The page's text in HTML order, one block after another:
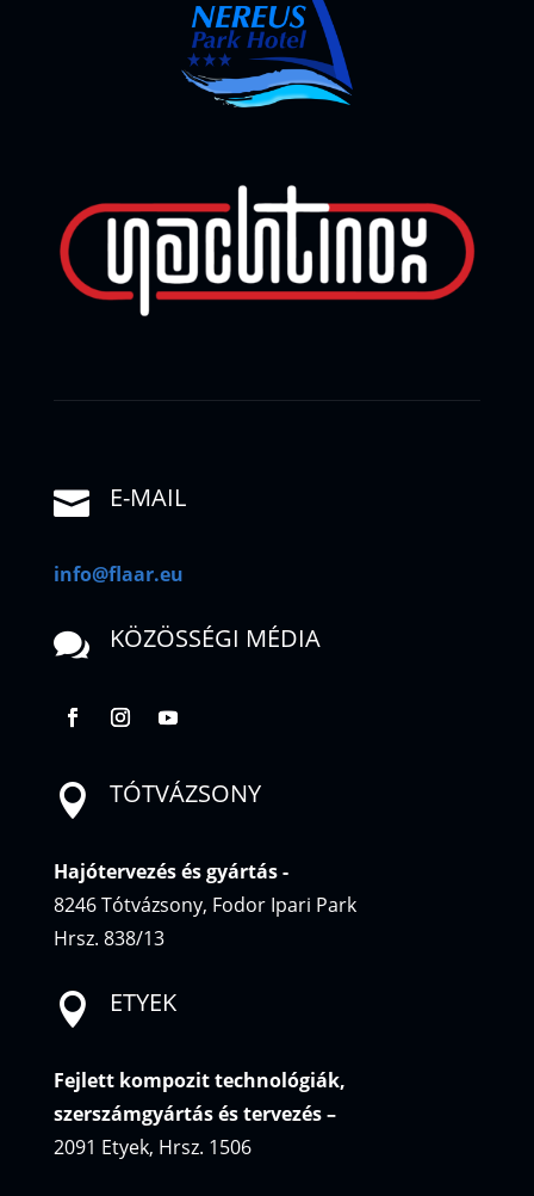
 E-MAIL
info@flaar.eu
 KÖZÖSSÉGI MÉDIA
 TÓTVÁZSONY
Hajótervezés és gyártás-
8246 Tótvázsony, Fodor Ipari Park
Hrsz. 838/13
 ETYEK
Fejlett kompozit technológiák,
szerszámgyártás és tervezés–
2091 Etyek, Hrsz. 1506